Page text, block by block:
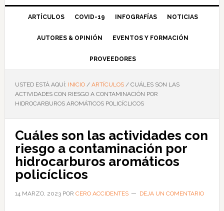
ARTÍCULOS COVID-19 INFOGRAFÍAS NOTICIAS
AUTORES & OPINIÓN EVENTOS Y FORMACIÓN
PROVEEDORES
USTED ESTÁ AQUÍ: INICIO / ARTÍCULOS /CUÁLES SON LAS
ACTIVIDADES CON RIESGO A CONTAMINACIÓN POR
HIDROCARBUROS AROMÁTICOS POLICÍCLICOS
Cuáles son las actividades con
riesgo a contaminación por
hidrocarburos aromáticos
policíclicos
14 MARZO, 2023POR CERO ACCIDENTES DEJA UN COMENTARIO